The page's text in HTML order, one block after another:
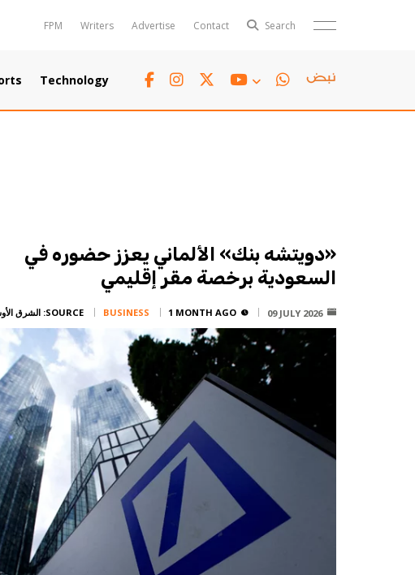
FPM Writers Advertise Contact Search
Polls
Technology
TTV
«دويتشه بنك» الألماني يعزز حضوره في
السعودية برخصة مقر إقليمي
09 JULY 2026
1 MONTH AGO
BUSINESS
SOURCE: الشرق